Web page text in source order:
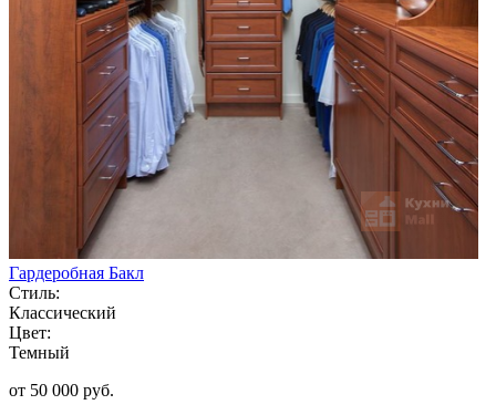
Гардеробная Бакл
Стиль:
Классический
Цвет:
Темный
от 50 000 руб.